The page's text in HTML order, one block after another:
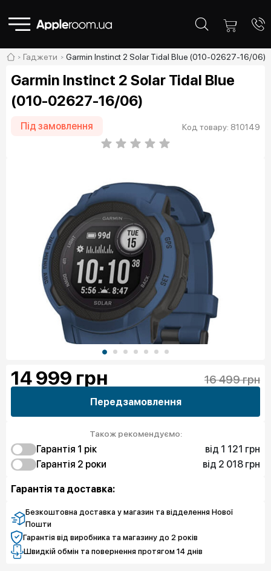
Гаджети Garmin Instinct 2 Solar Tidal Blue (010-02627-16/06)
Garmin Instinct 2 Solar Tidal Blue
(010-02627-16/06)
Під замовлення Код товару: 810149
14 999 грн 16 499 грн
Передзамовлення
Також рекомендуємо:
Гарантія 1 рiк
від 1 121 грн
Захист від браку
1 121 грн
Гарантія 2 роки
від 2 018 грн
Чистий спокій
Гарантія та доставка:
Безкоштовна доставка у магазин та відделення Нової
Пошти
Гарантія від виробника та магазину до 2 років
Швидкій обмін та повернення протягом 14 днів